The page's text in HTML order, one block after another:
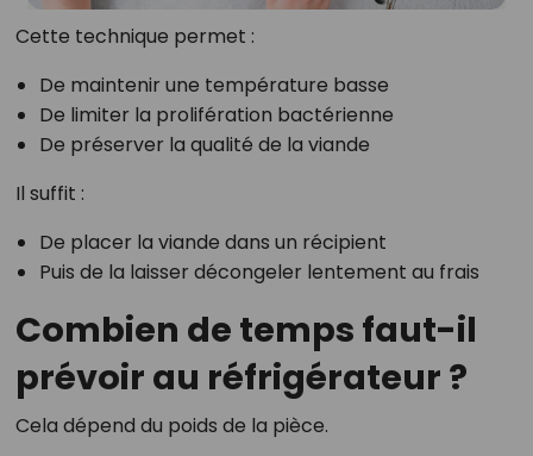
Cette technique permet :
De maintenir une température basse
De limiter la prolifération bactérienne
De préserver la qualité de la viande
Il suffit :
De placer la viande dans un récipient
Puis de la laisser décongeler lentement au frais
Combien de temps faut-il
prévoir au réfrigérateur ?
Cela dépend du poids de la pièce.